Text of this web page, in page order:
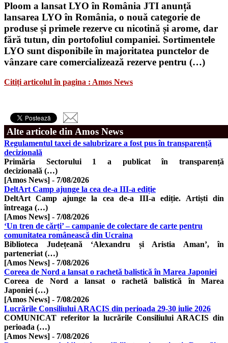
Ploom a lansat LYO în România JTI anunță
lansarea LYO în România, o nouă categorie de
produse și primele rezerve cu nicotină și arome, dar
fără tutun, din portofoliul companiei. Sortimentele
LYO sunt disponibile în majoritatea punctelor de
vânzare care comercializează rezerve pentru (…)
Citiți articolul în pagina : Amos News
Alte articole din Amos News
Regulamentul taxei de salubrizare a fost pus în transparență
decizională
Primăria Sectorului 1 a publicat în transparență
decizională (…)
[Amos News] - 7/08/2026
DeltArt Camp ajunge la cea de-a III-a ediție
DeltArt Camp ajunge la cea de-a III-a ediție. Artiști din
întreaga (…)
[Amos News] - 7/08/2026
‘Un tren de cărți’ – campanie de colectare de carte pentru
comunitatea românească din Ucraina
Biblioteca Județeană ‘Alexandru și Aristia Aman’, în
parteneriat (…)
[Amos News] - 7/08/2026
Coreea de Nord a lansat o rachetă balistică în Marea Japoniei
Coreea de Nord a lansat o rachetă balistică în Marea
Japoniei (…)
[Amos News] - 7/08/2026
Lucrările Consiliului ARACIS din perioada 29-30 iulie 2026
COMUNICAT referitor la lucrările Consiliului ARACIS din
perioada (…)
[Amos News] - 7/08/2026